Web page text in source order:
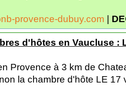
provence-dubuy.com |
d'hôtes en Vaucluse :
Provence à 3 km de
la chambre d'hôte LE 17